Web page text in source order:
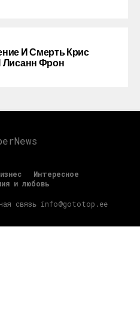
И Смерть Крис
Лисанн Фрон
Интересное
и любовь
связь info@gototop.ee